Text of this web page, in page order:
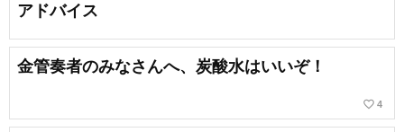
アドバイス
金管奏者のみなさんへ、炭酸水はいいぞ！
favorite_border 4